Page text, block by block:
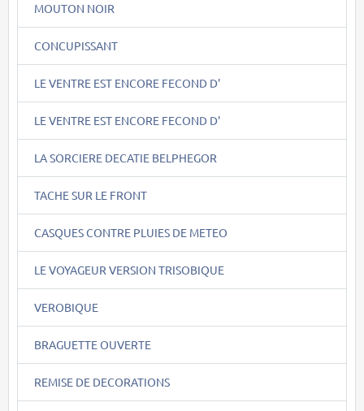
MOUTON NOIR
CONCUPISSANT
LE VENTRE EST ENCORE FECOND D'
LE VENTRE EST ENCORE FECOND D'
LA SORCIERE DECATIE BELPHEGOR
TACHE SUR LE FRONT
CASQUES CONTRE PLUIES DE METEO
LE VOYAGEUR VERSION TRISOBIQUE
VEROBIQUE
BRAGUETTE OUVERTE
REMISE DE DECORATIONS